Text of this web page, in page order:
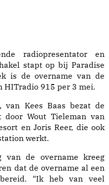
radiopresentator en
stapt op bij Paradise
is de overname van de
HITradio 915 per 3 mei.
van Kees Baas bezat de
door Wout Tieleman van
en Joris Reer, die ook
werkt.
van de overname kreeg
dat de overname al een
“Ik heb van veel